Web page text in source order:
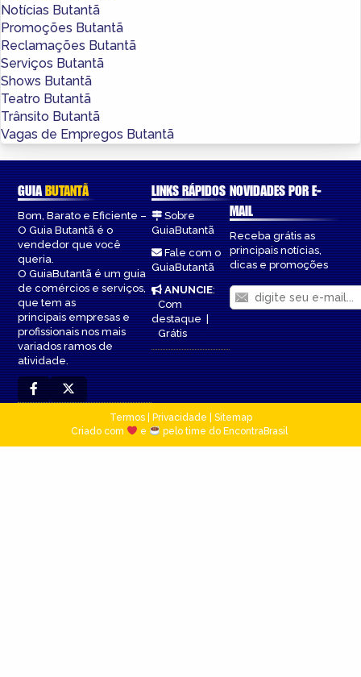
Notícias Butantã
Promoções Butantã
Reclamações Butantã
Serviços Butantã
Shows Butantã
Teatro Butantã
Trânsito Butantã
Vagas de Empregos Butantã
GUIABUTANTÃ
Bom, Barato e Eficiente –
O Guia Butantã é o
vendedor que você
queria.
O GuiaButantã é um guia
de comércios e serviços,
que tem as
principais empresas e
profissionais nos mais
variados ramos de
atividade.
LINKS RÁPIDOS
Sobre
GuiaButantã
Fale com o
GuiaButantã
ANUNCIE:
Com
destaque|
Grátis
NOVIDADES POR E-
MAIL
Receba grátis as
principais notícias,
dicas e promoções
Termos| Privacidade
Sitemap
Criado com
e pelo time do EncontraBrasil